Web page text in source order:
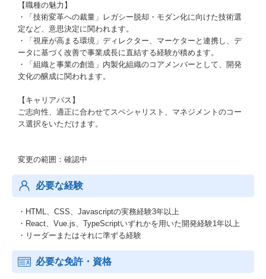
【職種の魅力】
・「技術変革への裁量」レガシー脱却・モダン化に向けた技術選
定など、意思決定に関われます。
・「視座が高まる環境」ディレクター、マーケターと連携し、デ
ータに基づく改善で事業成長に直結する経験が積めます。
・「組織と事業の創造」内製化組織のコアメンバーとして、開発
文化の醸成に関われます。
【キャリアパス】
ご志向性、適正に合わせてスペシャリスト、マネジメントのコー
ス選択をいただけます。
変更の範囲：確認中
必要な経験
・HTML、CSS、Javascriptの実務経験3年以上
・React、Vue.js、TypeScriptいずれかを用いた開発経験1年以上
・リーダーまたはそれに準ずる経験
必要な免許・資格